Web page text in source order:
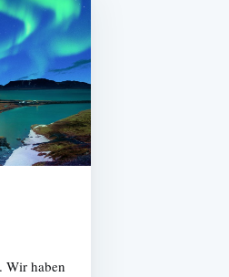
Wir haben